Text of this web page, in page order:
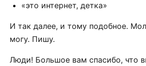
«это интернет, детка»
И так далее, и тому подобное.
могу. Пишу.
Люди! Большое вам спасибо, что